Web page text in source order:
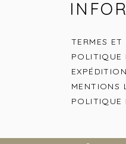
TERMES
POLITIQUE
MENTIONS
POLITIQUE